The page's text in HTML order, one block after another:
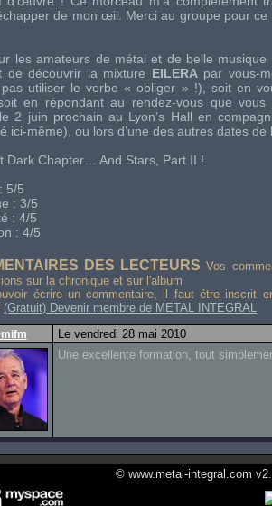
de mon œil. Merci au groupe pour ce
les amateurs de métal et de belle musique
de découvrir la mixture EILERA par vous-
utiliser le verbe « obliger » !), soit en
en répondant au rendez-vous que
le 2 juin prochain au Lyon’s Hall en
ici-même), ou lors d’une des autres dates de
Dark Chapter… And Stars, Part II !
5/5
: 3/5
: 4/5
: 4/5
DES LECTEURS Vos
sur la chronique et sur l'album
écrire un commentaire, il faut être inscrit
(Gratuit) Devenir membre de METAL INTEGRAL
Le vendredi 28 mai 2010
Une excellente formation, tout
© www.metal-integral.com